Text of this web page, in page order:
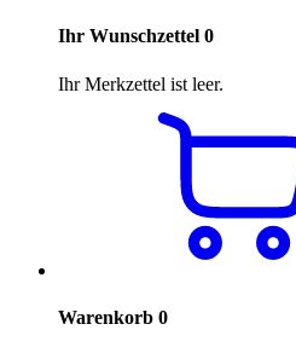
Ihr Wunschzettel 0
Ihr Merkzettel ist leer.
Warenkorb 0